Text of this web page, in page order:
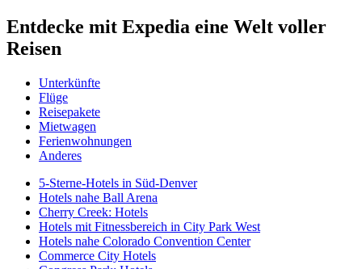
Entdecke mit Expedia eine Welt voller
Reisen
Unterkünfte
Flüge
Reisepakete
Mietwagen
Ferienwohnungen
Anderes
5-Sterne-Hotels in Süd-Denver
Hotels nahe Ball Arena
Cherry Creek: Hotels
Hotels mit Fitnessbereich in City Park West
Hotels nahe Colorado Convention Center
Commerce City Hotels